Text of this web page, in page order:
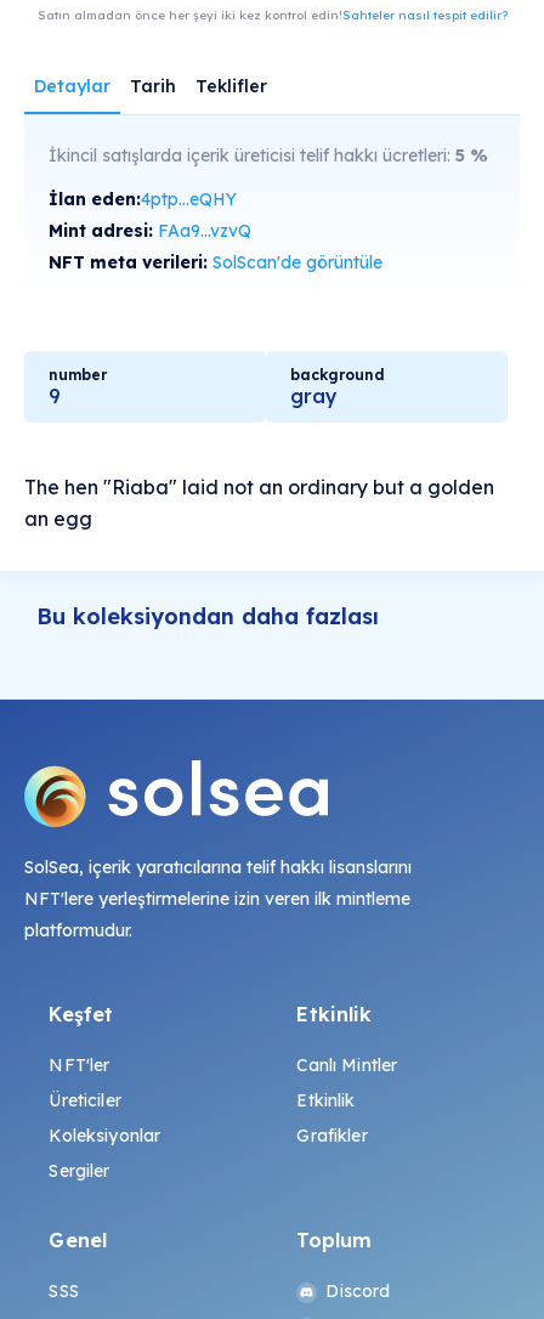
Satın almadan önce her şeyi iki kez kontrol edin!Sahteler nasıl tespit edilir?
Detaylar Tarih Teklifler
İkincil satışlarda içerik üreticisi telif hakkı ücretleri: 5 %
İlan eden:4ptp...eQHY
Mint adresi: FAa9...vzvQ
NFT meta verileri: SolScan'de görüntüle
number
9
background
gray
The hen "Riaba" laid not an ordinary but a golden
an egg
Bu koleksiyondan daha fazlası
SolSea, içerik yaratıcılarına telif hakkı lisanslarını
NFT'lere yerleştirmelerine izin veren ilk mintleme
platformudur.
Keşfet
NFT'ler
Üreticiler
Koleksiyonlar
Sergiler
Etkinlik
Canlı Mintler
Etkinlik
Grafikler
Genel
SSS
Toplum
Discord